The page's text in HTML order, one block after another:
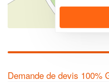
Demande de devis 100%